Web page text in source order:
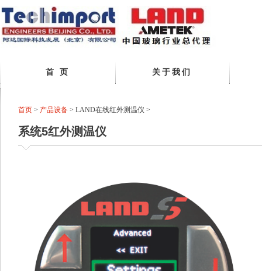
首 页 关于我们
首页 > 产品设备 > LAND在线红外测温仪 >
系统5红外测温仪